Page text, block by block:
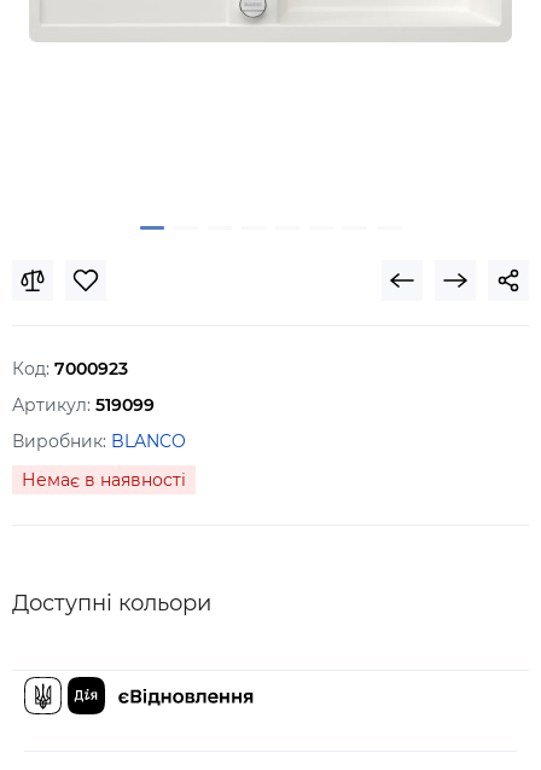
Код: 7000923
Артикул: 519099
Виробник: BLANCO
Немає в наявності
Доступні кольори